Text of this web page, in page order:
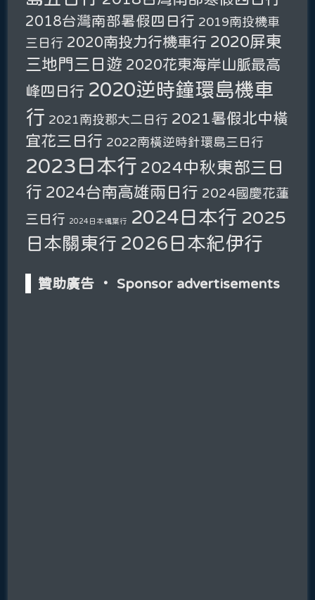
2018台灣南部暑假四日行 2019南投機車
三日行 2020南投力行機車行 2020屏東
三地門三日遊 2020花東海岸山脈最高
峰四日行 2020逆時鐘環島機車
行 2021南投郡大二日行 2021暑假北中橫
宜花三日行 2022南橫逆時針環島三日行
2023日本行 2024中秋東部三日
行 2024台南高雄兩日行 2024國慶花蓮
三日行 2024日本楓葉行 2024日本行 2025
日本關東行 2026日本紀伊行
贊助廣告 ‧ Sponsor advertisements